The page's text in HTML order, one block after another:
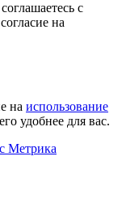
с
на
на использование
удобнее для вас.
Метрика